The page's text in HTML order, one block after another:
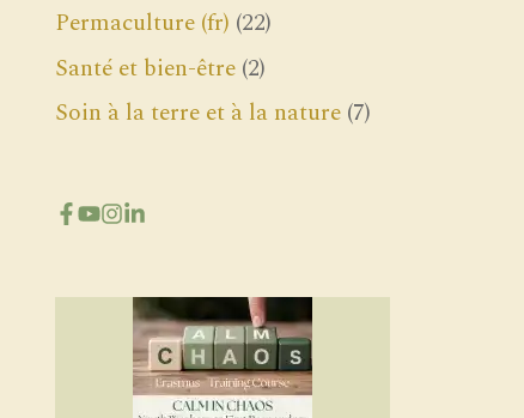
Permaculture (fr) (22)
Santé et bien-être (2)
Soin à la terre et à la nature (7)